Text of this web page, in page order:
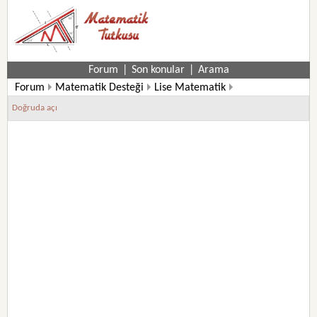
Forum Son konular
Arama
Forum
Matematik Desteği Lise Matematik
Doğruda açı